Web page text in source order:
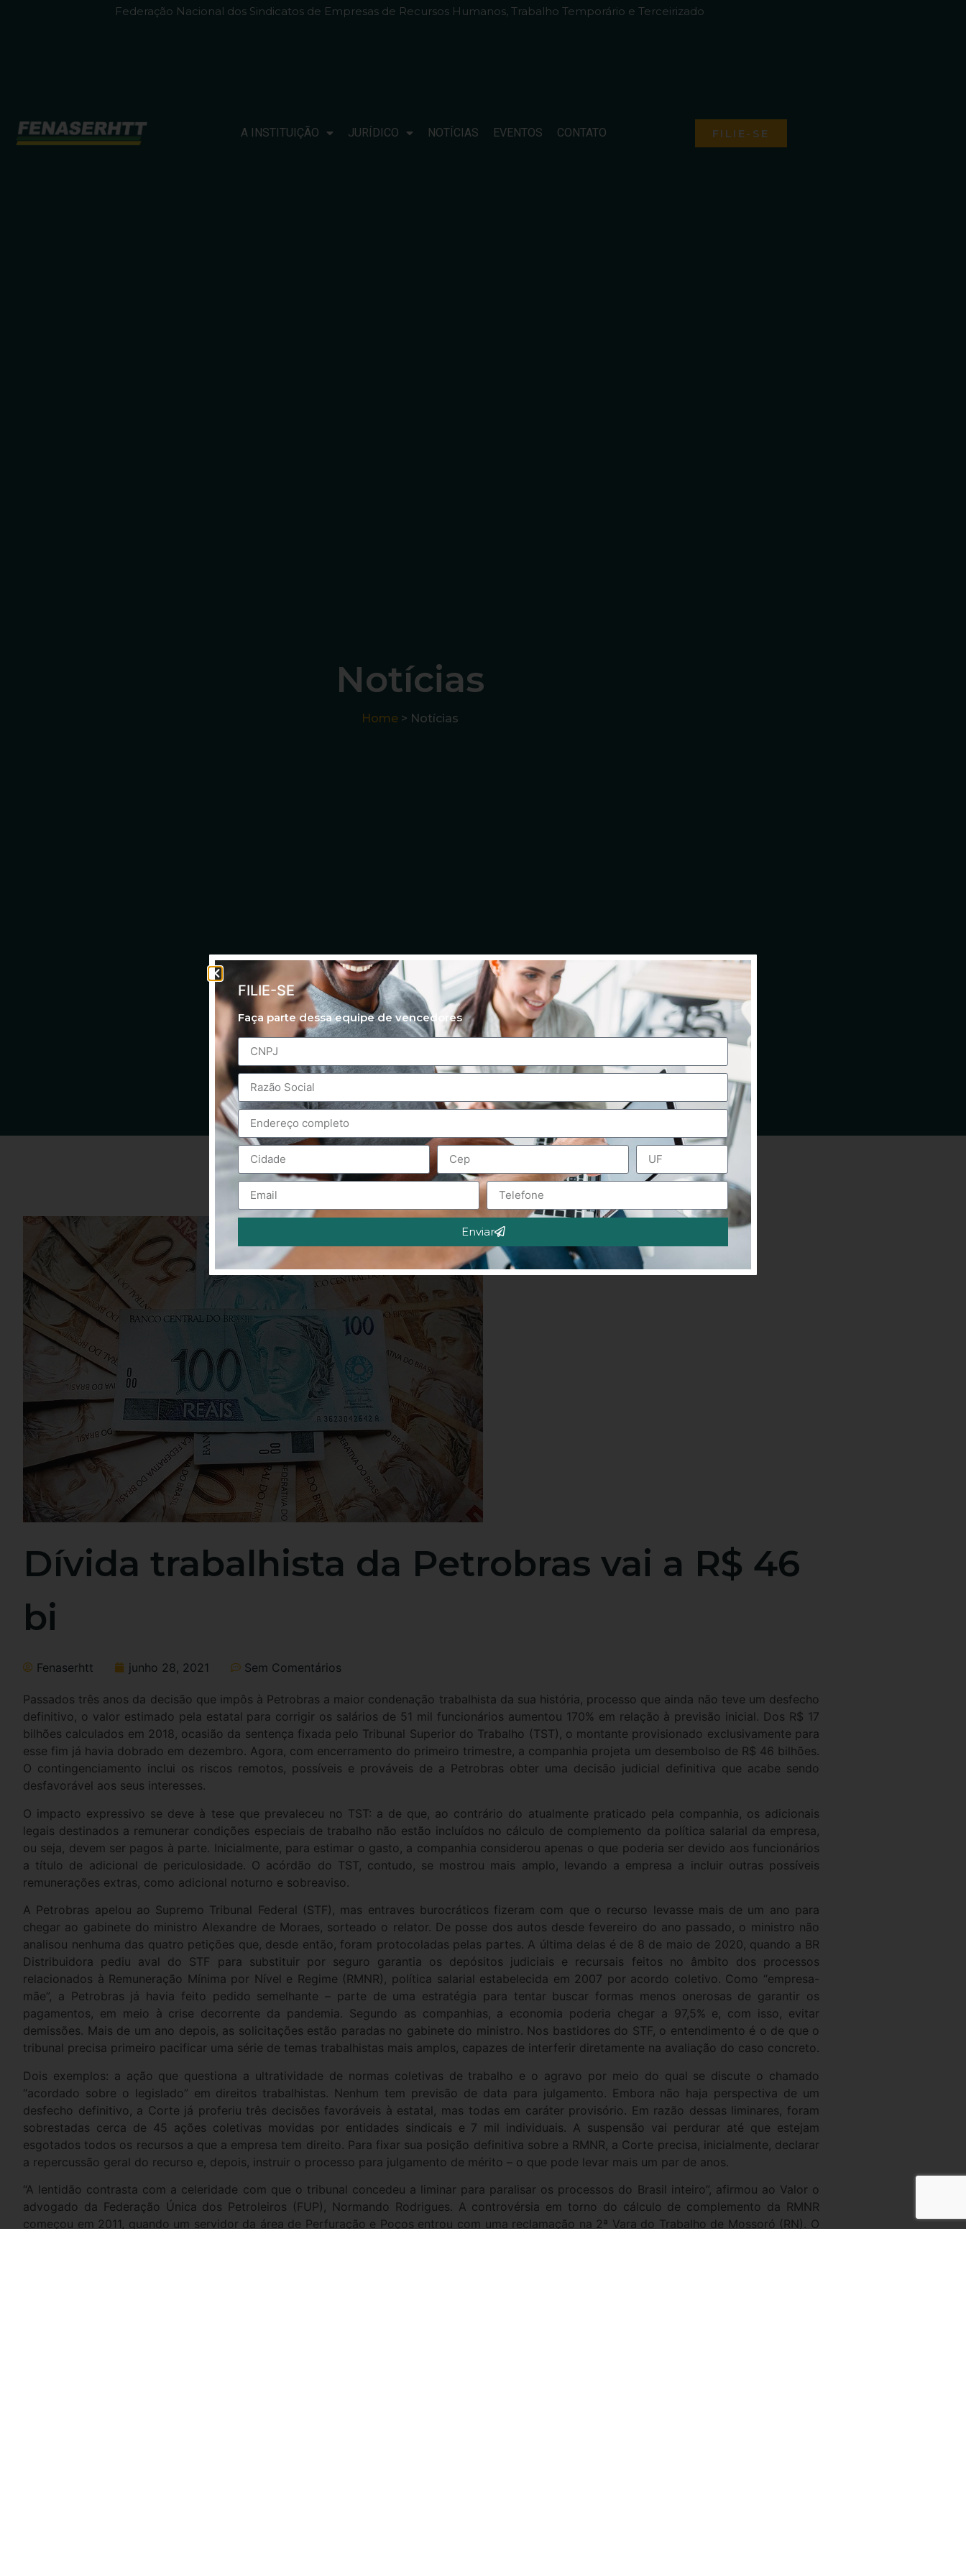
Federação Nacional dos Sindicatos de Empresas de Recursos Humanos, Trabalho Temporário e Terceirizado
A INSTITUIÇÃO JURÍDICO NOTÍCIAS EVENTOS CONTATO FILIE-SE
Notícias
Home > Notícias
Dívida trabalhista da Petrobras vai a R$ 46
bi
Fenaserhtt junho 28, 2021 Sem Comentários
Passados três anos da decisão que impôs à Petrobras a maior condenação trabalhista da sua história, processo que ainda não teve um desfecho
definitivo, o valor estimado pela estatal para corrigir os salários de 51 mil funcionários aumentou 170% em relação à previsão inicial. Dos R$ 17
bilhões calculados em 2018, ocasião da sentença fixada pelo Tribunal Superior do Trabalho (TST), o montante provisionado exclusivamente para
esse fim já havia dobrado em dezembro. Agora, com encerramento do primeiro trimestre, a companhia projeta um desembolso de R$ 46 bilhões.
O contingenciamento inclui os riscos remotos, possíveis e prováveis de a Petrobras obter uma decisão judicial definitiva que acabe sendo
desfavorável aos seus interesses.
O impacto expressivo se deve à tese que prevaleceu no TST: a de que, ao contrário do atualmente praticado pela companhia, os adicionais
legais destinados a remunerar condições especiais de trabalho não estão incluídos no cálculo de complemento da política salarial da empresa,
ou seja, devem ser pagos à parte. Inicialmente, para estimar o gasto, a companhia considerou apenas o que poderia ser devido aos funcionários
a título de adicional de periculosidade. O acórdão do TST, contudo, se mostrou mais amplo, levando a empresa a incluir outras possíveis
remunerações extras, como adicional noturno e sobreaviso.
A Petrobras apelou ao Supremo Tribunal Federal (STF), mas entraves burocráticos fizeram com que o recurso levasse mais de um ano para
chegar ao gabinete do ministro Alexandre de Moraes, sorteado o relator. De posse dos autos desde fevereiro do ano passado, o ministro não
analisou nenhuma das quatro petições que, desde então, foram protocoladas pelas partes. A última delas é de 8 de maio de 2020, quando a BR
Distribuidora pediu aval do STF para substituir por seguro garantia os depósitos judiciais e recursais feitos no âmbito dos processos
relacionados à Remuneração Mínima por Nível e Regime (RMNR), política salarial estabelecida em 2007 por acordo coletivo. Como “empresa-
mãe”, a Petrobras já havia feito pedido semelhante – parte de uma estratégia para tentar buscar formas menos onerosas de garantir os
pagamentos, em meio à crise decorrente da pandemia. Segundo as companhias, a economia poderia chegar a 97,5% e, com isso, evitar
demissões. Mais de um ano depois, as solicitações estão paradas no gabinete do ministro. Nos bastidores do STF, o entendimento é o de que o
tribunal precisa primeiro pacificar uma série de temas trabalhistas mais amplos, capazes de interferir diretamente na avaliação do caso concreto.
Dois exemplos: a ação que questiona a ultratividade de normas coletivas de trabalho e o agravo por meio do qual se discute o chamado
“acordado sobre o legislado” em direitos trabalhistas. Nenhum tem previsão de data para julgamento. Embora não haja perspectiva de um
desfecho definitivo, a Corte já proferiu três decisões favoráveis à estatal, mas todas em caráter provisório. Em razão dessas liminares, foram
sobrestadas cerca de 45 ações coletivas movidas por entidades sindicais e 7 mil individuais. A suspensão vai perdurar até que estejam
esgotados todos os recursos a que a empresa tem direito. Para fixar sua posição definitiva sobre a RMNR, a Corte precisa, inicialmente, declarar
a repercussão geral do recurso e, depois, instruir o processo para julgamento de mérito – o que pode levar mais um par de anos.
“A lentidão contrasta com a celeridade com que o tribunal concedeu a liminar para paralisar os processos do Brasil inteiro”, afirmou ao Valor o
advogado da Federação Única dos Petroleiros (FUP), Normando Rodrigues. A controvérsia em torno do cálculo de complemento da RMNR
começou em 2011, quando um servidor da área de Perfuração e Poços entrou com uma reclamação na 2ª Vara do Trabalho de Mossoró (RN). O
FILIE-SE
Faça parte dessa equipe de vencedores
Enviar
Alternative: